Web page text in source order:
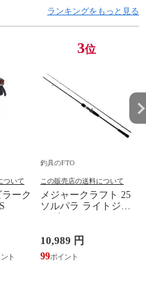
ランキングをもっと見る
ついて
ーク
3位
釣具のFTO
この販売店の送料について
メジャークラフト 25
ソルパラ ライトジギ
10,989 円
99